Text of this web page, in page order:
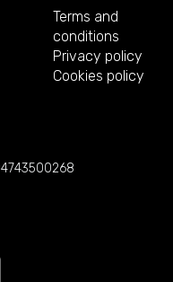
Terms and
conditions
Privacy policy
Cookies policy